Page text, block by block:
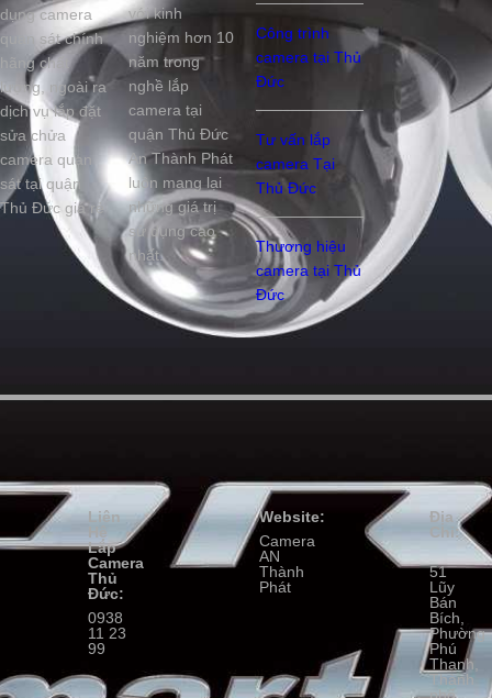
dụng camera
quan sát chính
hãng chất
lượng, ngoài ra
dịch vụ lắp đặt
sửa chửa
camera quan
sát tại quận
Thủ Đức giá rẻ
với kinh
nghiệm hơn 10
năm trong
nghề lắp
camera tại
quận Thủ Đức
An Thành Phát
luôn mang lại
những giá trị
sử dụng cao
nhất.
Công trình
camera tại Thủ
Đức
Tư vấn lắp
camera Tại
Thủ Đức
Thương hiệu
camera tại Thủ
Đức
Liên
Hệ
Lắp
Camera
Thủ
Đức:
0938
11 23
99
Website:
Camera
AN
Thành
Phát
Địa
Chỉ:
51
Lũy
Bán
Bích,
Phường
Phú
Thạnh,
Thành
phố